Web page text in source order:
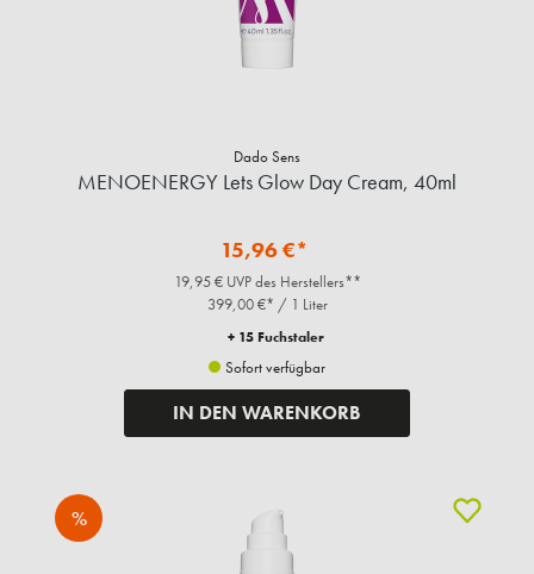
Dado Sens
MENOENERGY Lets Glow Day Cream, 40ml
15,96 €*
19,95 € UVP des Herstellers**
399,00 €* / 1 Liter
+ 15 Fuchstaler
Sofort verfügbar
IN DEN WARENKORB
%